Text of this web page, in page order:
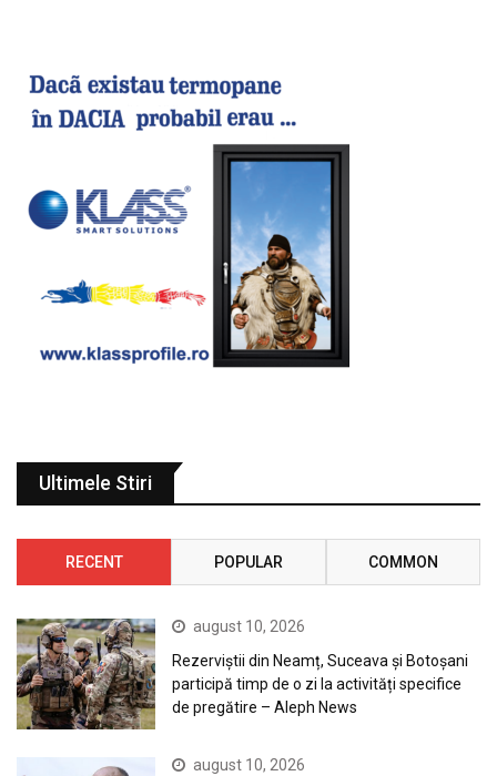
Ultimele Stiri
RECENT POPULAR COMMON
august 10, 2026
Rezerviștii din Neamț, Suceava și Botoșani
participă timp de o zi la activități specifice
de pregătire – Aleph News
august 10, 2026